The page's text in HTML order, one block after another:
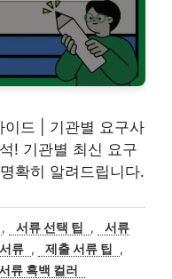
드 | 기관별 요구사
! 기관별 최신 요구
확히 알려드립니다.
, 서류 선택 팁 ,
서류
류 , 제출 서류 팁
,
류 흑백 컬러